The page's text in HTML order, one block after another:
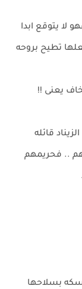
لا يتوقع ابدا
تطيح بروحه
يعنى !!
قائله
.. فحريمهم
بسلاحها